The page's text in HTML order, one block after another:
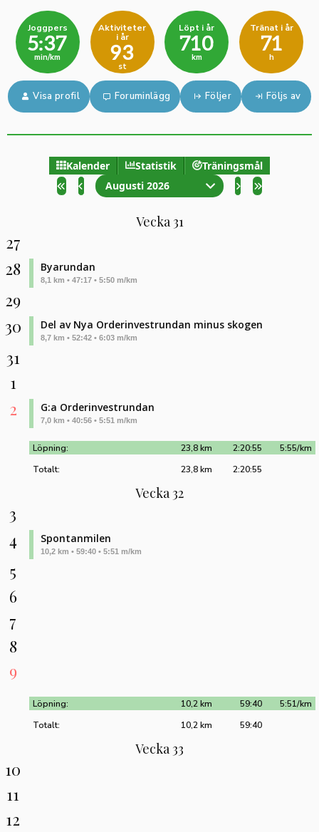
Joggpers
5:37
min/km
Aktiviteter
i år
93
st
Löpt i år
710
km
Tränat i år
71
h
Visa profil Foruminlägg Följer Följs av
Kalender Statistik
Träningsmål
Augusti 2026
Vecka 31
27
28
Byarundan
8,1 km • 47:17 • 5:50 m/km
29
30
Del av Nya Orderinvestrundan minus skogen
8,7 km • 52:42 • 6:03 m/km
31
1
2
G:a Orderinvestrundan
7,0 km • 40:56 • 5:51 m/km
Löpning: 5:55/km
2:20:55
23,8 km
Totalt:
2:20:55
23,8 km
Vecka 32
3
4
Spontanmilen
10,2 km • 59:40 • 5:51 m/km
5
6
7
8
9
Löpning: 5:51/km
59:40
10,2 km
Totalt:
59:40
10,2 km
Vecka 33
10
11
12